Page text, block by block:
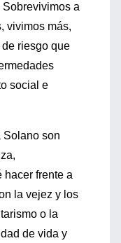
a
vivimos más,
riesgo que
social e
Solano son
hacer frente a
la vejez y los
o la
de vida y